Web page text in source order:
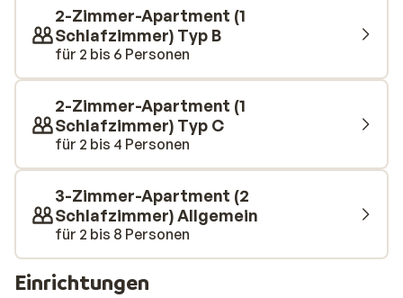
man zu Fuß. Hier gibt es genügend schöne Restaurants
und Bars um den Abend gemütlich ausklingen zu lassen.
Die Apartments sind komfortabel und traditionell
eingerichtet und wurden mit viel Holz versehen. Bei
Rückkehr in die Résidence können Sie ein paar Bahnen
im beheizten Hallenbad schwimmen oder sich richtig
schön in der Sauna (Aufpreis) aufwärmen.
2-Zimmer-Apartment (1
Schlafzimmer) Typ B
für 2 bis 6 Personen
2-Zimmer-Apartment (1
Schlafzimmer) Typ C
für 2 bis 4 Personen
3-Zimmer-Apartment (2
Schlafzimmer) Allgemein
für 2 bis 8 Personen
Einrichtungen